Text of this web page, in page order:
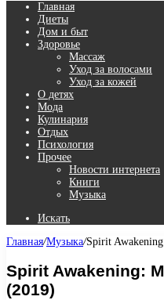
Главная
Диеты
Дом и быт
Здоровье
Массаж
Уход за волосами
Уход за кожей
О детях
Мода
Кулинария
Отдых
Психология
Прочее
Новости интернета
Книги
Музыка
Искать
Главная/Музыка/Spirit
Spirit Awakening:
(2019)